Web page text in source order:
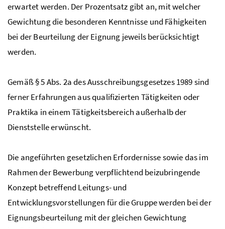
erwartet werden. Der Prozentsatz gibt an, mit welcher
Gewichtung die besonderen Kenntnisse und Fähigkeiten
bei der Beurteilung der Eignung jeweils berücksichtigt
werden.
Gemäß§5Abs. 2a des Ausschreibungsgesetzes 1989 sind
ferner Erfahrungen aus qualifizierten Tätigkeiten oder
Praktika in einem Tätigkeitsbereich außerhalb der
Dienststelle erwünscht.
Die angeführten gesetzlichen Erfordernisse sowie das im
Rahmen der Bewerbung verpflichtend beizubringende
Konzept betreffend Leitungs- und
Entwicklungsvorstellungen für die Gruppe werden bei der
Eignungsbeurteilung mit der gleichen Gewichtung